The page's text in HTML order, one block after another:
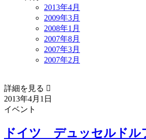
2013年4月
2009年3月
2008年1月
2007年8月
2007年3月
2007年2月
詳細を見る 
2013年4月1日
イベント
ドイツ デュッセルド